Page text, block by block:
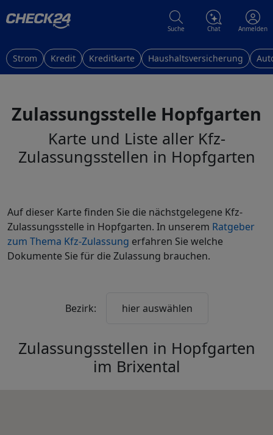
Suche Chat Anmelden
Strom Kredit Kreditkarte Haushaltsversicherung
Zulassungsstelle Hopfgarten
Karte und Liste aller Kfz-
Zulassungsstellen in Hopfgarten
Auf dieser Karte finden Sie die nächstgelegene Kfz-
Zulassungsstelle in Hopfgarten. In unserem Ratgeber
zum Thema Kfz-Zulassung erfahren Sie welche
Dokumente Sie für die Zulassung brauchen.
Bezirk: hier auswählen
Zulassungsstellen in Hopfgarten
im Brixental